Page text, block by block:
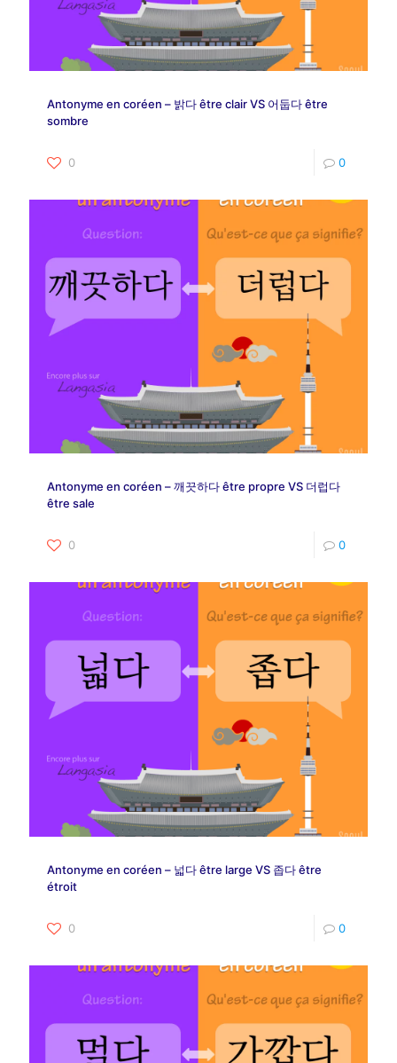
Antonyme en coréen – 밝다 être clair VS 어둡다 être
sombre
0 0
Antonyme en coréen – 깨끗하다 être propre VS 더럽다
être sale
0 0
Antonyme en coréen – 넓다 être large VS 좁다 être
étroit
0 0